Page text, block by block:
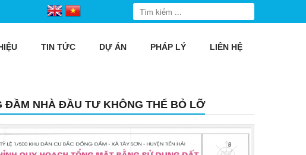
TIN TỨC DỰ ÁN PHÁP LÝ LIÊN HỆ
NHÀ ĐẦU TƯ KHÔNG THỂ BỎ LỠ